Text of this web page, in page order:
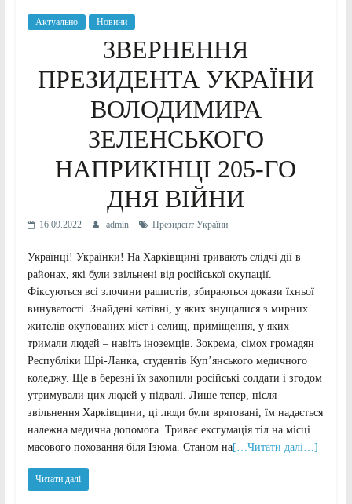
Актуально Новини
ЗВЕРНЕННЯ
ПРЕЗИДЕНТА УКРАЇНИ
ВОЛОДИМИРА
ЗЕЛЕНСЬКОГО
НАПРИКІНЦІ 205-ГО
ДНЯ ВІЙНИ
16.09.2022 admin Президент України
Українці! Українки! На Харківщині тривають слідчі дії в
районах, які були звільнені від російської окупації.
Фіксуються всі злочини рашистів, збираються докази їхньої
винуватості. Знайдені катівні, у яких знущалися з мирних
жителів окупованих міст і селищ, приміщення, у яких
тримали людей – навіть іноземців. Зокрема, сімох громадян
Республіки Шрі-Ланка, студентів Куп’янського медичного
коледжу. Ще в березні їх захопили російські солдати і згодом
утримували цих людей у підвалі. Лише тепер, після
звільнення Харківщини, ці люди були врятовані, їм надається
належна медична допомога. Триває ексгумація тіл на місці
масового поховання біля Ізюма. Станом на[…Читати далі…]
Читати далі